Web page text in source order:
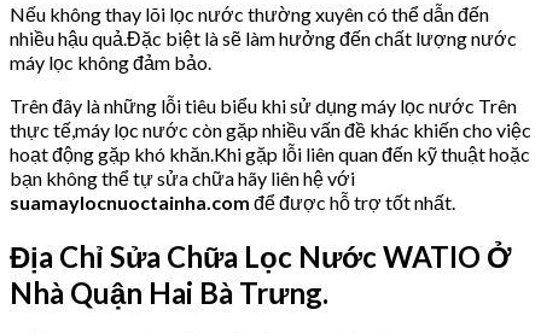
Nếu không thay lõi lọc nước thường xuyên có thể dẫn đến
nhiều hậu quả.Đặc biệt là sẽ làm hưởng đến chất lượng nước
máy lọc không đảm bảo.
Trên đây là những lỗi tiêu biểu khi sử dụng máy lọc nước Trên
thực tế,máy lọc nước còn gặp nhiều vấn đề khác khiến cho việc
hoạt động gặp khó khăn.Khi gặp lỗi liên quan đến kỹ thuật hoặc
bạn không thể tự sửa chữa hãy liên hệ với
suamaylocnuoctainha.com để được hỗ trợ tốt nhất.
Địa Chỉ Sửa Chữa Lọc Nước WATIO Ở
Nhà Quận Hai Bà Trưng.